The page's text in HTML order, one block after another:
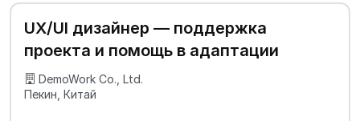
UX/UI дизайнер — поддержка
проекта и помощь в адаптации
DemoWork Co., Ltd.
Пекин, Китай